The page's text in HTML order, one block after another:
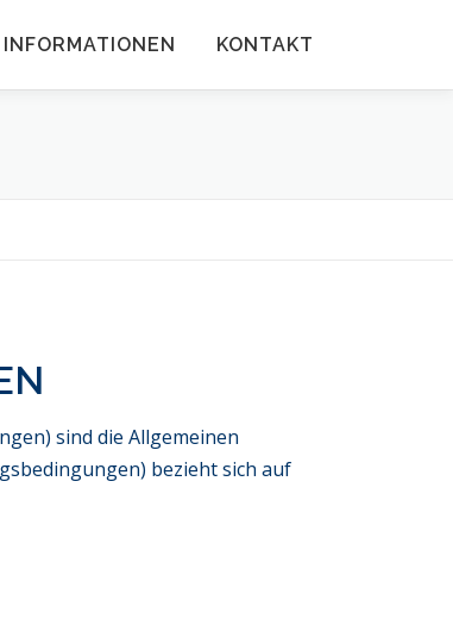
INFORMATIONEN KONTAKT
sind die Allgemeinen
bezieht sich auf